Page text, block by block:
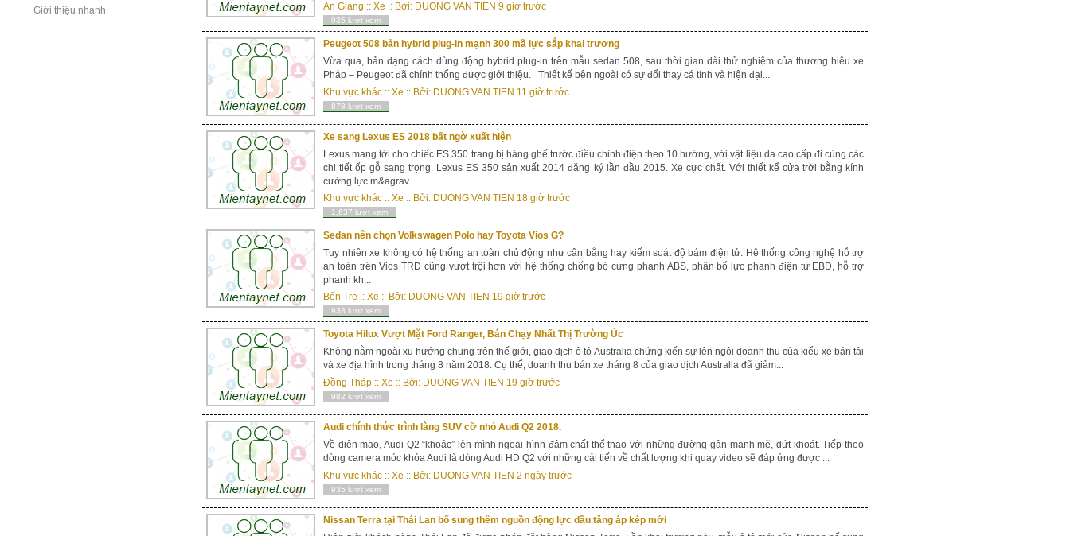
Giới thiệu nhanh
An Giang :: Xe :: Bởi: DUONG VAN TIEN 9 giờ trước
935 lượt xem
Peugeot 508 bản hybrid plug-in mạnh 300 mã lực sắp khai trương
Vừa qua, bản dạng cách dùng động hybrid plug-in trên mẫu sedan 508, sau thời gian dài thử nghiệm của thương hiệu xe
Pháp – Peugeot đã chính thống được giới thiệu. Thiết kế bên ngoài có sự đổi thay cá tính và hiện đại...
Khu vực khác :: Xe :: Bởi: DUONG VAN TIEN 11 giờ trước
878 lượt xem
Xe sang Lexus ES 2018 bất ngờ xuất hiện
Lexus mang tới cho chiếc ES 350 trang bị hàng ghế trước điều chỉnh điện theo 10 hướng, với vật liệu da cao cấp đi cùng các
chi tiết ốp gỗ sang trọng. Lexus ES 350 sản xuất 2014 đăng ký lần đầu 2015. Xe cực chất. Với thiết kể cửa trời bằng kính
cường lực m&agrav...
Khu vực khác :: Xe :: Bởi: DUONG VAN TIEN 18 giờ trước
1,637 lượt xem
Sedan nên chọn Volkswagen Polo hay Toyota Vios G?
Tuy nhiên xe không có hệ thống an toàn chủ động như cân bằng hay kiếm soát độ bám điện tử. Hệ thống công nghệ hỗ trợ
an toàn trên Vios TRD cũng vượt trội hơn với hệ thống chống bó cứng phanh ABS, phân bổ lực phanh điện tử EBD, hỗ trợ
phanh kh...
Bến Tre :: Xe :: Bởi: DUONG VAN TIEN 19 giờ trước
938 lượt xem
Toyota Hilux Vượt Mặt Ford Ranger, Bán Chạy Nhất Thị Trường Úc
Không nằm ngoài xu hướng chung trên thế giới, giao dịch ô tô Australia chứng kiến sự lên ngôi doanh thu của kiểu xe bán tải
và xe địa hình trong tháng 8 năm 2018. Cụ thể, doanh thu bán xe tháng 8 của giao dịch Australia đã giảm...
Đồng Tháp :: Xe :: Bởi: DUONG VAN TIEN 19 giờ trước
982 lượt xem
Audi chính thức trình làng SUV cỡ nhỏ Audi Q2 2018.
Về diện mạo, Audi Q2 “khoác” lên mình ngoại hình đậm chất thể thao với những đường gân mạnh mẽ, dứt khoát. Tiếp theo
dòng camera móc khóa Audi là dòng Audi HD Q2 với những cải tiến về chất lượng khi quay video sẽ đáp ứng được ...
Khu vực khác :: Xe :: Bởi: DUONG VAN TIEN 2 ngày trước
935 lượt xem
Nissan Terra tại Thái Lan bổ sung thêm nguồn động lực dầu tăng áp kép mới